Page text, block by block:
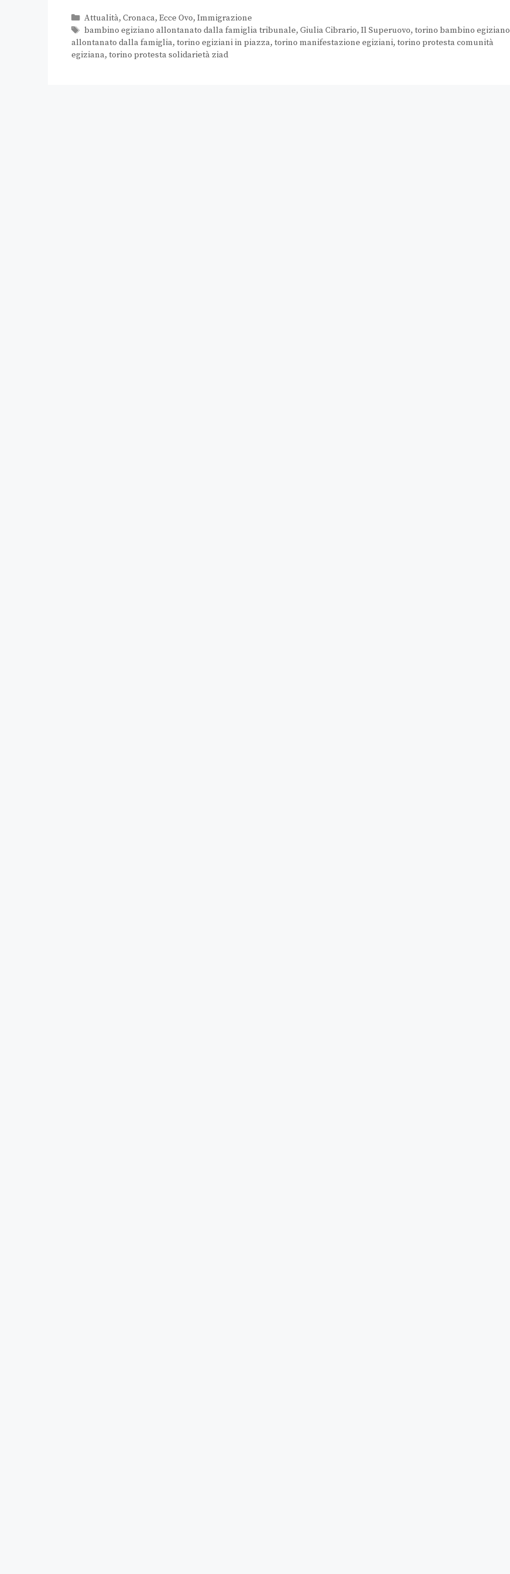
Attualità, Cronaca, Ecce Ovo, Immigrazione
bambino egiziano allontanato dalla famiglia tribunale, Giulia Cibrario, Il Superuovo, torino bambino egiziano
allontanato dalla famiglia, torino egiziani in piazza, torino manifestazione egiziani, torino protesta comunità
egiziana, torino protesta solidarietà ziad